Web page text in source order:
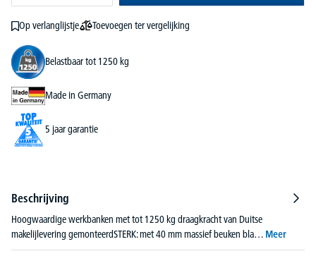
Op verlanglijstje Toevoegen ter vergelijking
Belastbaar tot 1250 kg
Made in Germany
5 jaar garantie
Beschrijving
Hoogwaardige werkbanken met tot 1250 kg draagkracht van Duitse
makelijlevering gemonteerdSTERK: met 40 mm massief beuken bla… Meer